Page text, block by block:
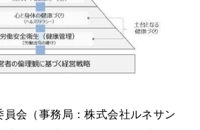
会（事務局：株式会社ルネサン